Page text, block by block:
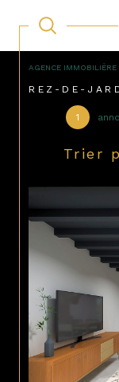
AGENCE IMMOBILIÈRE
REZ-DE-
1
Trier